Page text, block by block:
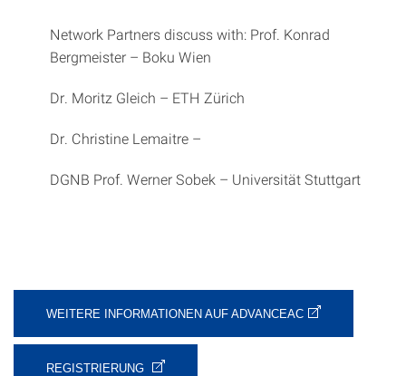
Network Partners discuss with: Prof. Konrad
Bergmeister – Boku Wien
Dr. Moritz Gleich – ETH Zürich
Dr. Christine Lemaitre –
DGNB Prof. Werner Sobek – Universität Stuttgart
WEITERE INFORMATIONEN AUF ADVANCEAC
REGISTRIERUNG